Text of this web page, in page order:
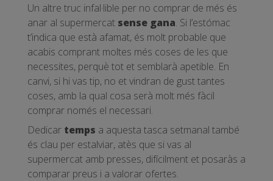
Un altre truc infal·lible per no comprar de més és
anar al supermercat sense gana. Si l’estómac
t’indica que està afamat, és molt probable que
acabis comprant moltes més coses de les que
necessites, perquè tot et semblarà apetible. En
canvi, si hi vas tip, no et vindran de gust tantes
coses, amb la qual cosa serà molt més fàcil
comprar només el necessari.
Dedicar temps a aquesta tasca setmanal també
és clau per estalviar, atès que si vas al
supermercat amb presses, difícilment et posaràs a
comparar preus i a valorar ofertes.